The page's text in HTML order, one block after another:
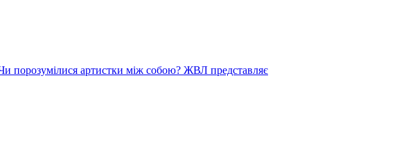
порозумілися артистки між собою? ЖВЛ представляє